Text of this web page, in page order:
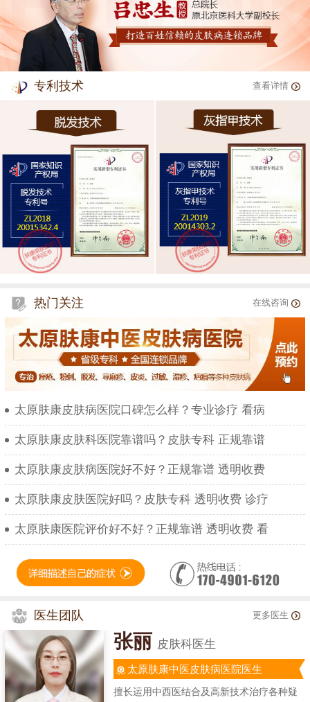
专利技术 查看详情
热门关注 在线咨询
太原肤康皮肤病医院口碑怎么样？专业诊疗 看病
太原肤康皮肤科医院靠谱吗？皮肤专科 正规靠谱
太原肤康皮肤病医院好不好？正规靠谱 透明收费
太原肤康皮肤医院好吗？皮肤专科 透明收费 诊疗
太原肤康医院评价好不好？正规靠谱 透明收费 看
医生团队 更多医生
张丽 皮肤科医生
太原肤康中医皮肤病医院医生
擅长运用中西医结合及高新技术治疗各种疑